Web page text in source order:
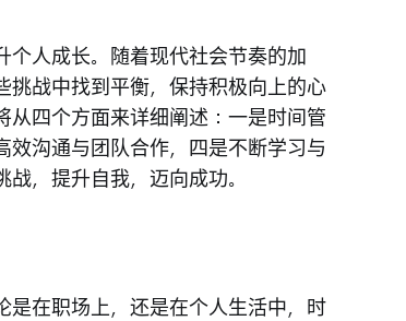
人成长。随着现代社会节奏的加
挑战中找到平衡，保持积极向上的心
从四个方面来详细阐述：一是时间管
沟通与团队合作，四是不断学习与
，提升自我，迈向成功。
是在职场上，还是在个人生活中，时